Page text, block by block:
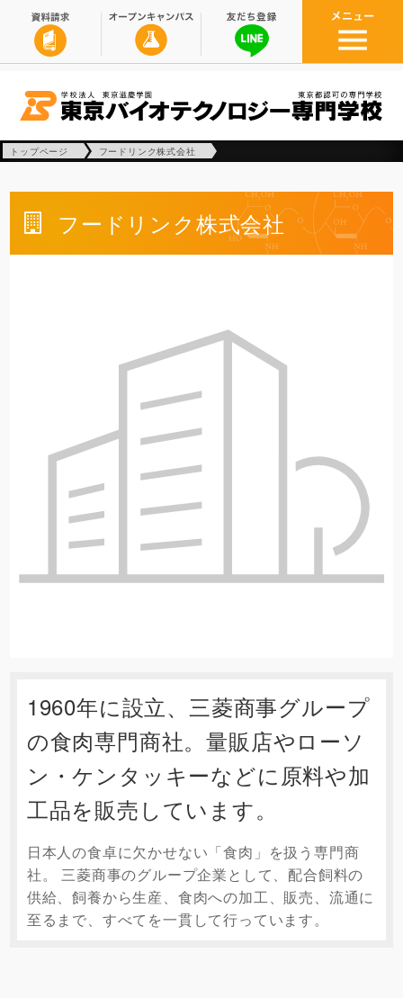
トップページ フードリンク株式会社
フードリンク株式会社
1960年に設立、三菱商事グループ
の食肉専門商社。量販店やローソ
ン・ケンタッキーなどに原料や加
工品を販売しています。
日本人の食卓に欠かせない「食肉」を扱う専門商
社。 三菱商事のグループ企業として、配合飼料の
供給、飼養から生産、食肉への加工、販売、流通に
至るまで、すべてを一貫して行っています。